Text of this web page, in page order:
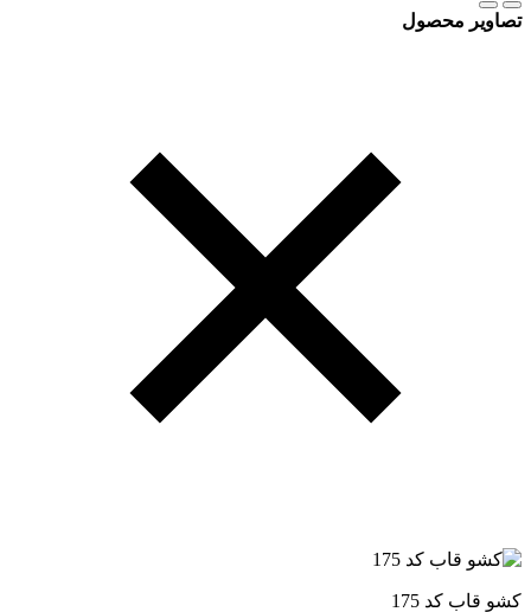
تصاویر محصول
کشو قاب کد 175